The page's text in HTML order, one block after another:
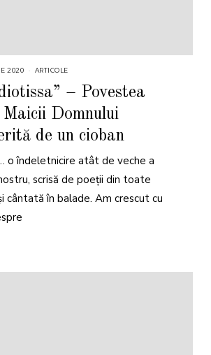
2020 ARTICOLE
– Povestea
Maicii Domnului
de un cioban
o îndeletnicire atât de veche a
scrisă de poeții din toate
cântată în balade. Am crescut cu